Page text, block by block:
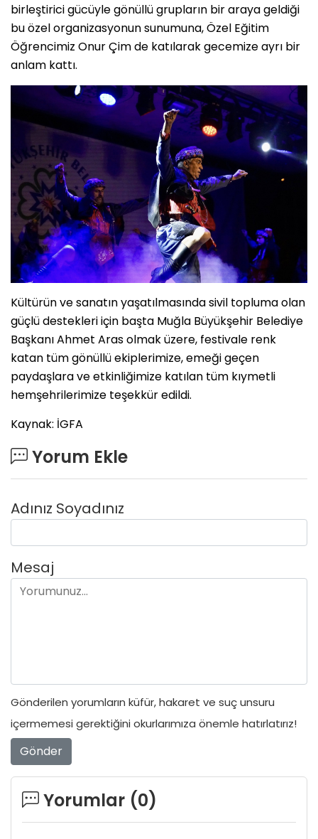
birleştirici gücüyle gönüllü grupların bir araya geldiği
bu özel organizasyonun sunumuna, Özel Eğitim
Öğrencimiz Onur Çim de katılarak gecemize ayrı bir
anlam kattı.
Kültürün ve sanatın yaşatılmasında sivil topluma olan
güçlü destekleri için başta Muğla Büyükşehir Belediye
Başkanı Ahmet Aras olmak üzere, festivale renk
katan tüm gönüllü ekiplerimize, emeği geçen
paydaşlara ve etkinliğimize katılan tüm kıymetli
hemşehrilerimize teşekkür edildi.
Kaynak: İGFA
Yorum Ekle
Adınız Soyadınız
Mesaj
Gönderilen yorumların küfür, hakaret ve suç unsuru
içermemesi gerektiğini okurlarımıza önemle hatırlatırız!
Gönder
Yorumlar (0)